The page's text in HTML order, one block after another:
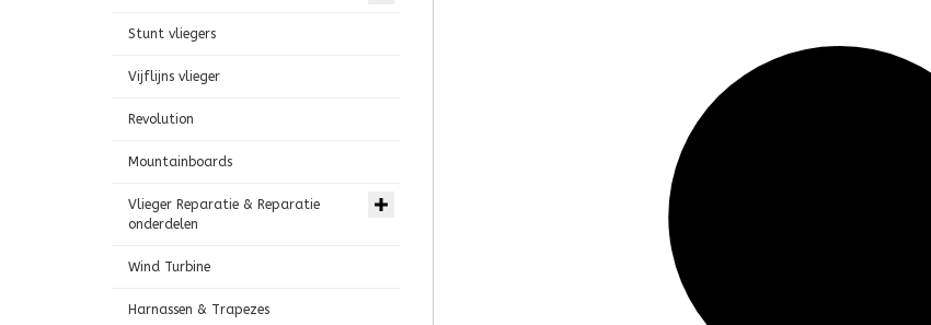
Stunt vliegers
Vijflijns vlieger
Revolution
Mountainboards
Vlieger Reparatie & Reparatie
onderdelen
Wind Turbine
Harnassen & Trapezes